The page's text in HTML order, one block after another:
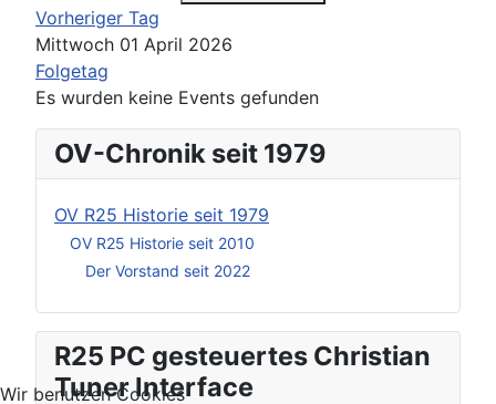
OV-Chronik seit 1979
OV R25 Historie seit 1979
OV R25 Historie seit 2010
Der Vorstand seit 2022
R25 PC gesteuertes Christian
Tuner Interface
Vorheriger Tag
Mittwoch 01 April 2026
Folgetag
Es wurden keine Events gefunden
Wir benutzen Cookies